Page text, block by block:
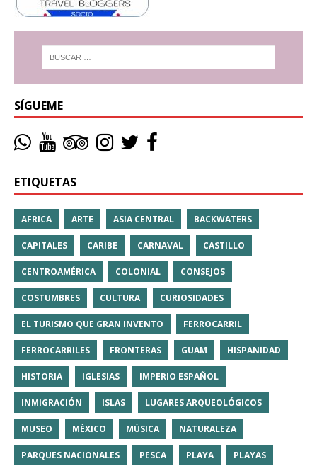
SÍGUEME
ETIQUETAS
AFRICA ARTE ASIA CENTRAL BACKWATERS
CAPITALES CARIBE CARNAVAL CASTILLO
CENTROAMÉRICA COLONIAL CONSEJOS
COSTUMBRES CULTURA CURIOSIDADES
EL TURISMO QUE GRAN INVENTO FERROCARRIL
FERROCARRILES FRONTERAS GUAM HISPANIDAD
HISTORIA IGLESIAS IMPERIO ESPAÑOL
INMIGRACIÓN ISLAS LUGARES ARQUEOLÓGICOS
MUSEO MÉXICO MÚSICA NATURALEZA
PARQUES NACIONALES PESCA PLAYA PLAYAS